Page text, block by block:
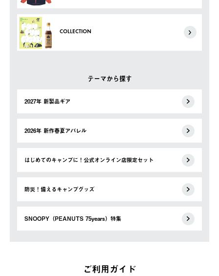
COLLECTION
テーマから探す
2027年 新製品ギア
2026年 新作春夏アパレル
はじめてのキャンプに！公式オンライン店限定セット
防災！備えるキャンプグッズ
SNOOPY（PEANUTS 75years）特集
ご利用ガイド